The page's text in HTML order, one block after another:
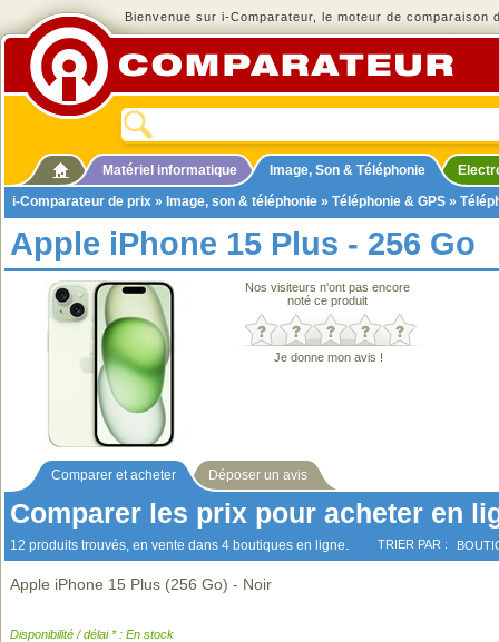
Bienvenue sur i-Comparateur, le moteur de comparaison
Matériel informatique Image, Son & Téléphonie
i-Comparateur de prix » Image, son & téléphonie » Téléphonie & GPS »
Apple iPhone 15 Plus - 256 Go
Nos visiteurs n'ont pas encore
noté ce produit
Je donne mon avis !
Comparer et acheter Déposer un avis
Comparer les prix pour acheter en
12 produits trouvés, en vente dans 4 boutiques en ligne. TRIER PAR :
Apple iPhone 15 Plus (256 Go) - Noir
Disponibilité / délai * : En stock